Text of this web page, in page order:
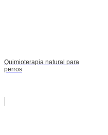
Quimioterapia natural para
perros